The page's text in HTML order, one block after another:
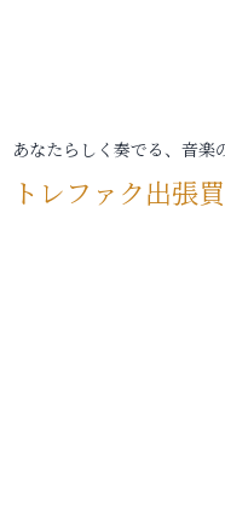
あなたらしく奏でる、音楽
トレファク出張